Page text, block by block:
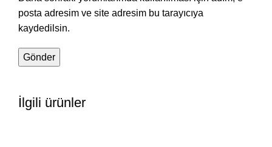
posta adresim ve site adresim bu tarayıcıya
kaydedilsin.
İlgili ürünler